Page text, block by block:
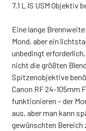
7.1 L IS USM Objektiv
Eine lange
Mond, aber ein
unbedingt
nicht die größten
Spitzenobjektive
Canon RF 24-105mm
funktionieren – der
aus, aber man kann
gewünschten Bereich